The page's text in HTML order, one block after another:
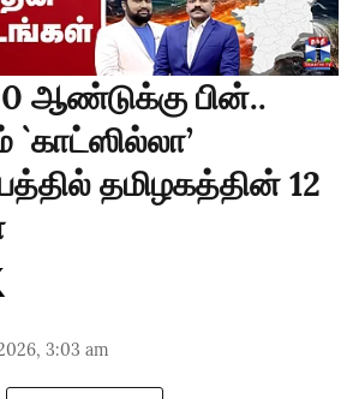
ஆண்டுக்கு பின்..
`காட்ஸில்லா’
தமிழகத்தின் 12
3:03 am